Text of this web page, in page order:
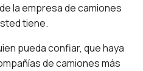
la empresa de camiones
tiene.
pueda confiar, que haya
de camiones más